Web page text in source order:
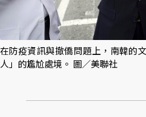
在防疫資訊與撤僑問題上，南韓的
人」的尷尬處境。 圖／美聯社